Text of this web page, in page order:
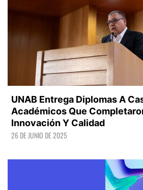
UNAB Entrega Diplomas A
Académicos Que
Innovación Y Calidad
26 DE JUNIO DE 2025